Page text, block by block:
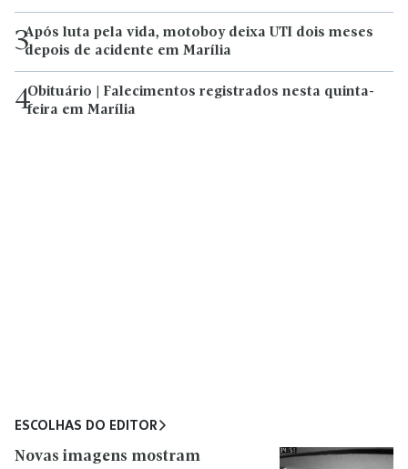
3Após luta pela vida, motoboy deixa UTI dois meses
depois de acidente em Marília
4Obituário | Falecimentos registrados nesta quinta-
feira em Marília
ESCOLHAS DO EDITOR
Novas imagens mostram